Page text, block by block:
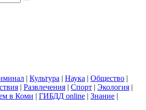
| Культура | Наука | Общество |
| Развлечения | Спорт | Экология |
в Коми | ГИБДД online | Знание |